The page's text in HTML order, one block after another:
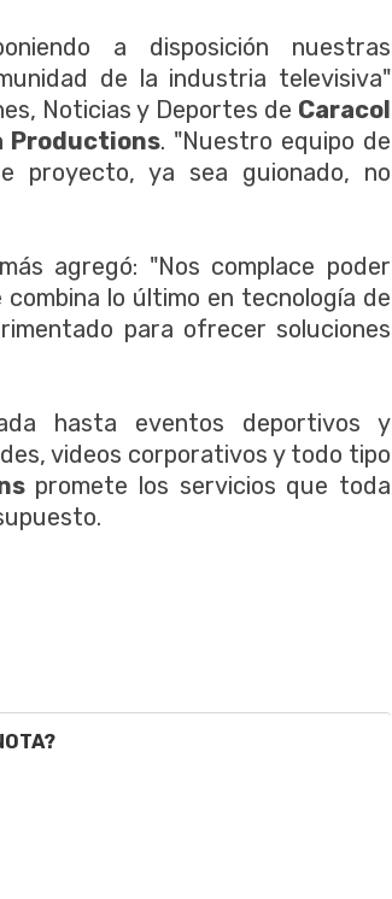
a disposición nuestras
de la industria televisiva"
Noticias y Deportes de Caracol
Productions. "Nuestro equipo de
proyecto, ya sea guionado, no
agregó: "Nos complace poder
lo último en tecnología de
para ofrecer soluciones
hasta eventos deportivos y
videos corporativos y todo tipo
promete los servicios que toda